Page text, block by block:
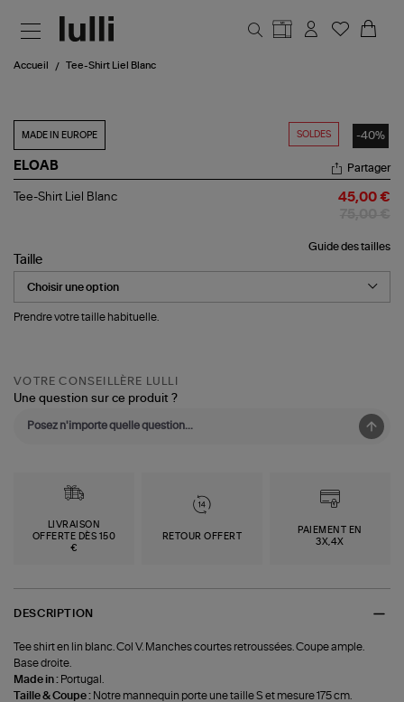
Accueil Tee-Shirt Liel Blanc
SOLDES -40%
MADE IN EUROPE
ELOAB
Tee-
Partager
Tee-Shirt Liel Blanc 45,00 €
Guide des tailles
Taille
Prendre votre taille habituelle.
VOTRE CONSEILLÈRE LULLI
Une question sur ce produit ?
LIVRAISON
OFFERTE DÈS 150
€
RETOUR OFFERT
PAIEMENT EN
3X,4X
DESCRIPTION
Tee shirt en lin blanc. Col V. Manches courtes retroussées. Coupe ample.
Base droite.
Made in : Portugal.
Taille & Coupe : Notre mannequin porte une taille S et mesure 175 cm.